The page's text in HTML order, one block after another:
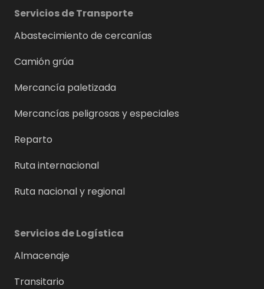
Servicios de Transporte
Abastecimiento de cercanías
Camión grúa
Mercancía paletizada
Mercancías peligrosas y especiales
Reparto
Ruta internacional
Ruta nacional y regional
Servicios de Logística
Almacenaje
Transitario